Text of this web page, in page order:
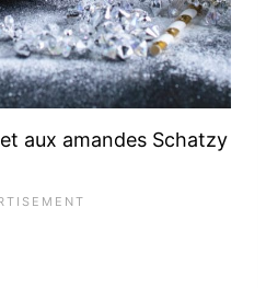
aux amandes Schatzy